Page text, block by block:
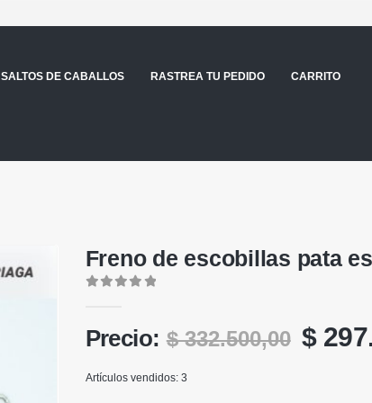
SALTOS DE CABALLOS RASTREA TU PEDIDO CARRITO
Freno de escobillas pata
Precio: $332.500,00 El
$
Artículos vendidos: 3